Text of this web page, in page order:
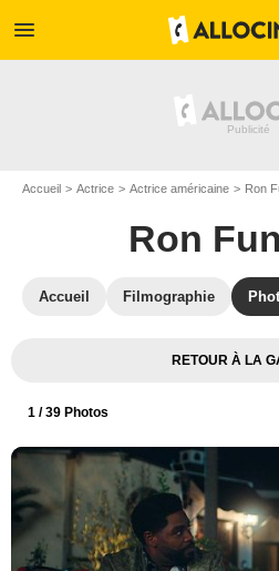
menu
Accueil Actrice Actrice américaine Ron
Ron
Accueil Filmographie
RETOUR À LA
1 / 39 Photos